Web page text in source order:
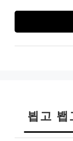
뵙고 봽